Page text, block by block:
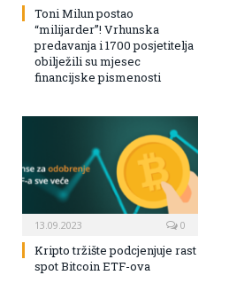
Toni Milun postao
“milijarder”! Vrhunska
predavanja i 1700 posjetitelja
obilježili su mjesec
financijske pismenosti
13.09.2023 0
Kripto tržište podcjenjuje rast
spot Bitcoin ETF-ova